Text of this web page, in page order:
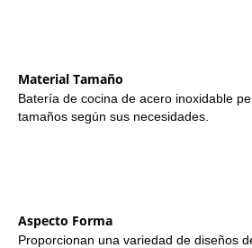
Material Tamaño
Batería de cocina de acero inoxidable
tamaños según sus necesidades.
Aspecto Forma
Proporcionan una variedad de diseños